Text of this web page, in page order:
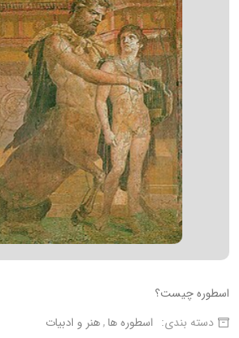
اسطوره چیست؟
دسته بندی: اسطوره ها هنر و ادبیات